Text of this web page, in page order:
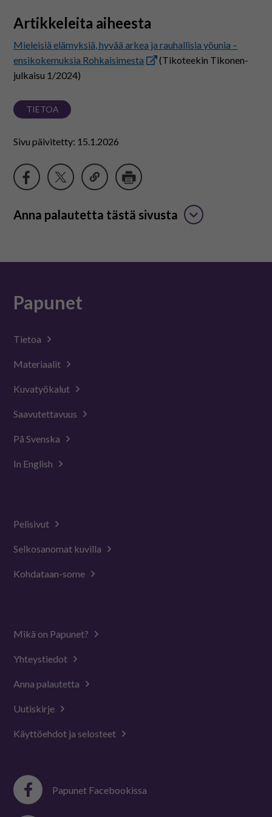
Artikkeleita aiheesta
Mieleisiä elämyksiä, hyvää arkea ja rauhallisia yöunia –
ensikokemuksia Rohkaisimesta
(Tikoteekin Tikonen-
julkaisu 1/2024)
TIETOA
Sivu päivitetty: 15.1.2026
Anna palautetta tästä sivusta
Papunet
Tietoa
Materiaalit
Kuvatyökalut
Saavutettavuus
På Svenska
In English
Pelisivut
Selkosanomat kuvilla
Kohdataan-some
Mikä on Papunet?
Yhteystiedot
Anna palautetta
Uutiskirje
Käyttöehdot ja selosteet
Papunet Facebookissa